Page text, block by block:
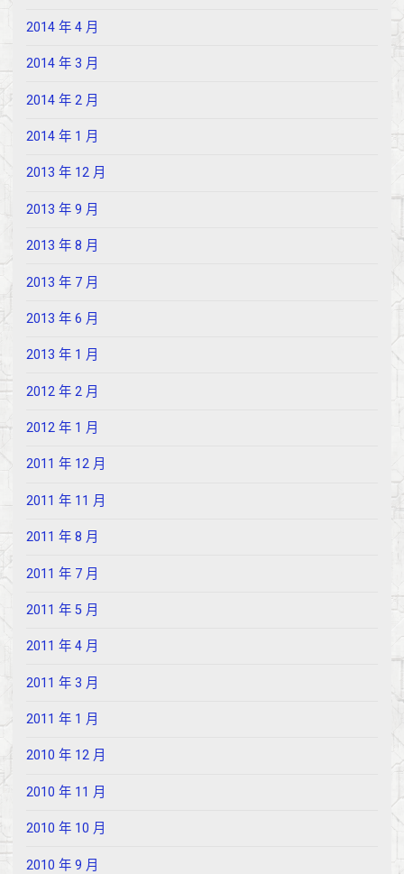
2014 年 4 月
2014 年 3 月
2014 年 2 月
2014 年 1 月
2013 年 12 月
2013 年 9 月
2013 年 8 月
2013 年 7 月
2013 年 6 月
2013 年 1 月
2012 年 2 月
2012 年 1 月
2011 年 12 月
2011 年 11 月
2011 年 8 月
2011 年 7 月
2011 年 5 月
2011 年 4 月
2011 年 3 月
2011 年 1 月
2010 年 12 月
2010 年 11 月
2010 年 10 月
2010 年 9 月